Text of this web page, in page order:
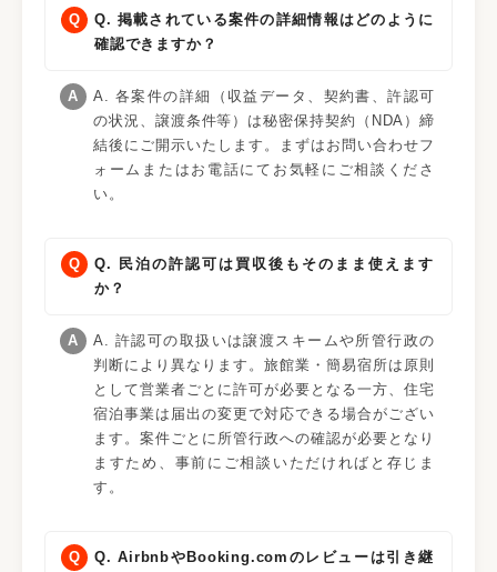
Q. 掲載されている案件の詳細情報はどのように
確認できますか？
A. 各案件の詳細（収益データ、契約書、許認可
の状況、譲渡条件等）は秘密保持契約（NDA）締
結後にご開示いたします。まずはお問い合わせフ
ォームまたはお電話にてお気軽にご相談くださ
い。
Q. 民泊の許認可は買収後もそのまま使えます
か？
A. 許認可の取扱いは譲渡スキームや所管行政の
判断により異なります。旅館業・簡易宿所は原則
として営業者ごとに許可が必要となる一方、住宅
宿泊事業は届出の変更で対応できる場合がござい
ます。案件ごとに所管行政への確認が必要となり
ますため、事前にご相談いただければと存じま
す。
Q. AirbnbやBooking.comのレビューは引き継